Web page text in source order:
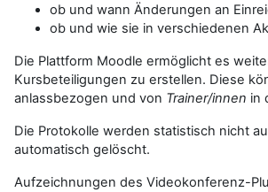
ob und wann Änderungen an
ob und wie sie in verschiedenen
Die Plattform Moodle ermöglicht es
Kursbeteiligungen zu erstellen. Diese
anlassbezogen und von Trainer/innen in
Die Protokolle werden statistisch nicht
automatisch gelöscht.
Aufzeichnungen des Videokonferenz-